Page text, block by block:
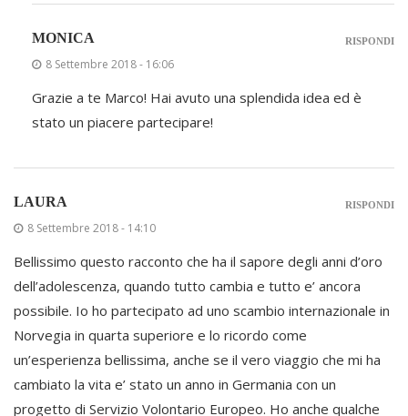
MONICA
8 Settembre 2018 - 16:06
Grazie a te Marco! Hai avuto una splendida idea ed è
stato un piacere partecipare!
RISPONDI
LAURA
8 Settembre 2018 - 14:10
Bellissimo questo racconto che ha il sapore degli anni d’oro
dell’adolescenza, quando tutto cambia e tutto e’ ancora
possibile. Io ho partecipato ad uno scambio internazionale in
Norvegia in quarta superiore e lo ricordo come
un’esperienza bellissima, anche se il vero viaggio che mi ha
cambiato la vita e’ stato un anno in Germania con un
progetto di Servizio Volontario Europeo. Ho anche qualche
RISPONDI